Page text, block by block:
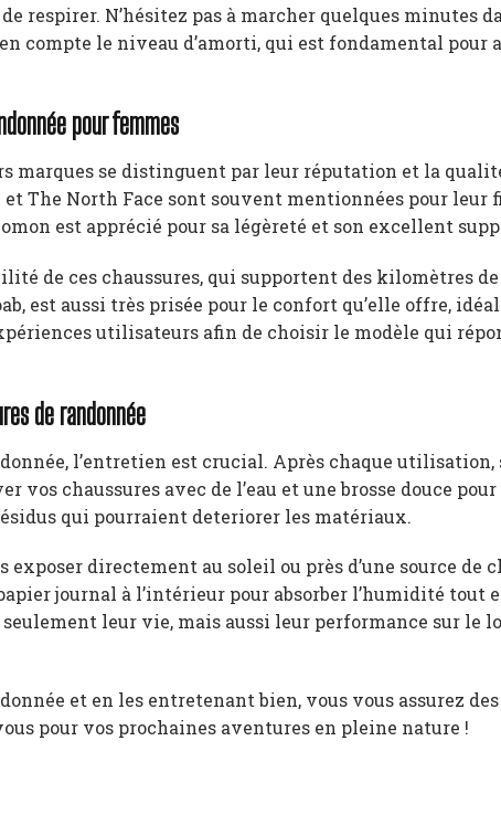
respirer. N’hésitez pas à marcher quelques minutes
compte le niveau d’amorti, qui est fondamental pour
pour femmes
marques se distinguent par leur réputation et la
The North Face sont souvent mentionnées pour leur
est apprécié pour sa légèreté et son excellent
de ces chaussures, qui supportent des kilomètres de
est aussi très prisée pour le confort qu’elle offre,
utilisateurs afin de choisir le modèle qui
de randonnée
l’entretien est crucial. Après chaque utilisation,
chaussures avec de l’eau et une brosse douce
qui pourraient deteriorer les matériaux.
directement au soleil ou près d’une source de
journal à l’intérieur pour absorber l’humidité tout
leur vie, mais aussi leur performance sur le
et en les entretenant bien, vous vous assurez
pour vos prochaines aventures en pleine nature !